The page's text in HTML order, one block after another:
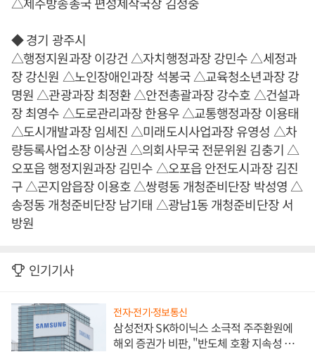
◆ 경기 광주시
△행정지원과장 이강건 △자치행정과장 강민수 △세정과
장 강신원 △노인장애인과장 석봉국 △교육청소년과장 강
명원 △관광과장 최정환 △안전총괄과장 강수호 △건설과
장 최영수 △도로관리과장 한용우 △교통행정과장 이용태
△도시개발과장 임세진 △미래도시사업과장 유영성 △차
량등록사업소장 이상권 △의회사무국 전문위원 김충기 △
오포읍 행정지원과장 김민수 △오포읍 안전도시과장 김진
구 △곤지암읍장 이용호 △쌍령동 개청준비단장 박성영 △
송정동 개청준비단장 남기태 △광남1동 개청준비단장 서
방원
인기기사
전자·전기·정보통신
삼성전자 SK하이닉스 소극적 주주환원에
해외 증권가 비판, "반도체 호황 지속성 의